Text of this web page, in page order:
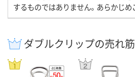
するものではありません。あらかじめ
ダブルクリップの売れ